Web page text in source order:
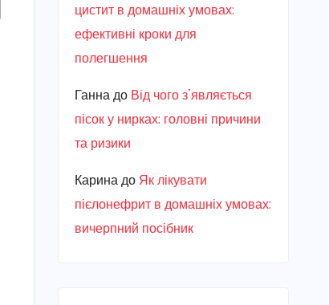
цистит в домашніх умовах:
ефективні кроки для
полегшення
Ганнадо Від чого з’являється
пісок у нирках: головні причини
та ризики
Каринадо Як лікувати
пієлонефрит в домашніх умовах:
вичерпний посібник